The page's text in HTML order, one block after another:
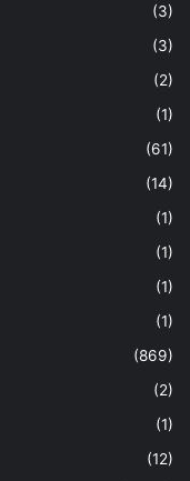
(3)
(3)
(2)
(1)
(61)
(14)
(1)
(1)
(1)
(1)
(869)
(2)
(1)
(12)